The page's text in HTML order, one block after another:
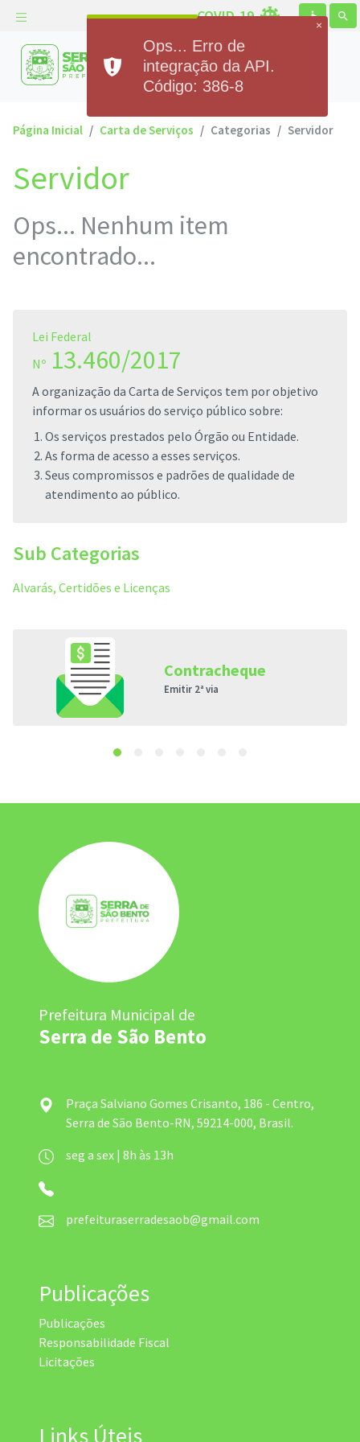
COVID-19 accessible search
Prefeitura Municipal de
Serra de São Bento
Página Inicial Carta de Serviços Categorias Servidor
Servidor
Ops... Nenhum item
encontrado...
Lei Federal
Nº 13.460/2017
A organização da Carta de Serviços tem por objetivo
informar os usuários do serviço público sobre:
Os serviços prestados pelo Órgão ou Entidade.
As forma de acesso a esses serviços.
Seus compromissos e padrões de qualidade de
atendimento ao público.
Sub Categorias
Alvarás, Certidões e Licenças
Contracheque
Emitir 2ª via
Prefeitura Municipal de
Serra de São Bento
Praça Salviano Gomes Crisanto, 186 - Centro,
Serra de São Bento-RN, 59214-000, Brasil.
seg a sex | 8h às 13h
prefeituraserradesaob@gmail.com
Publicações
Publicações
Responsabilidade Fiscal
Licitações
Links Úteis
×
Ops... Erro de
integração da API.
Código: 386-8